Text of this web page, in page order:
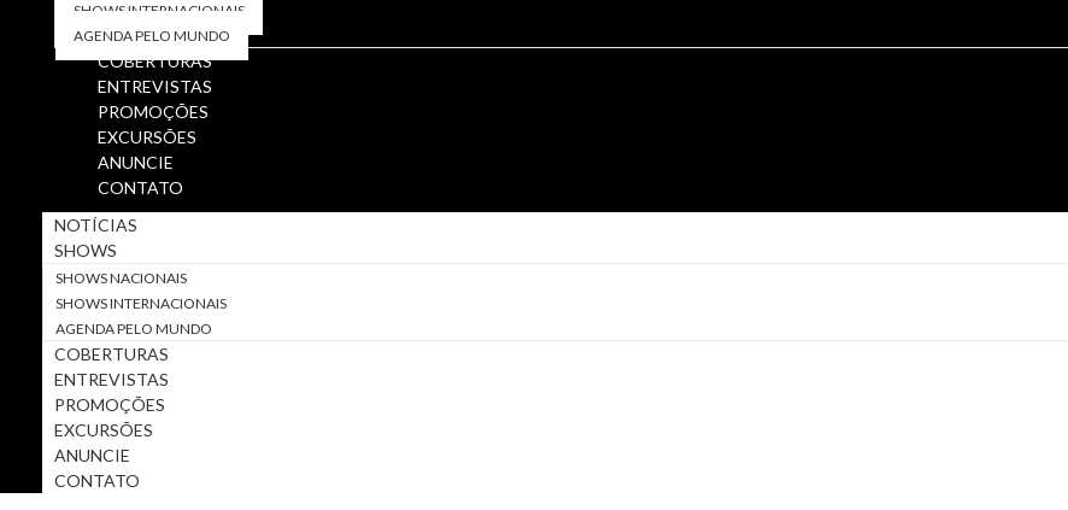
SHOWS INTERNACIONAIS
AGENDA PELO MUNDO
COBERTURAS
ENTREVISTAS
PROMOÇÕES
EXCURSÕES
ANUNCIE
CONTATO
NOTÍCIAS
SHOWS
SHOWS NACIONAIS
SHOWS INTERNACIONAIS
AGENDA PELO MUNDO
COBERTURAS
ENTREVISTAS
PROMOÇÕES
EXCURSÕES
ANUNCIE
CONTATO